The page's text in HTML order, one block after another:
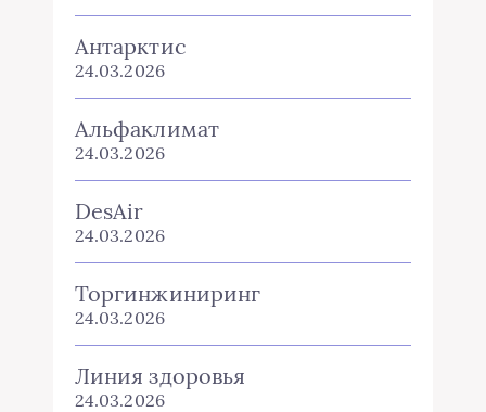
Антарктис
24.03.2026
Альфаклимат
24.03.2026
DesAir
24.03.2026
Торгинжиниринг
24.03.2026
Линия здоровья
24.03.2026